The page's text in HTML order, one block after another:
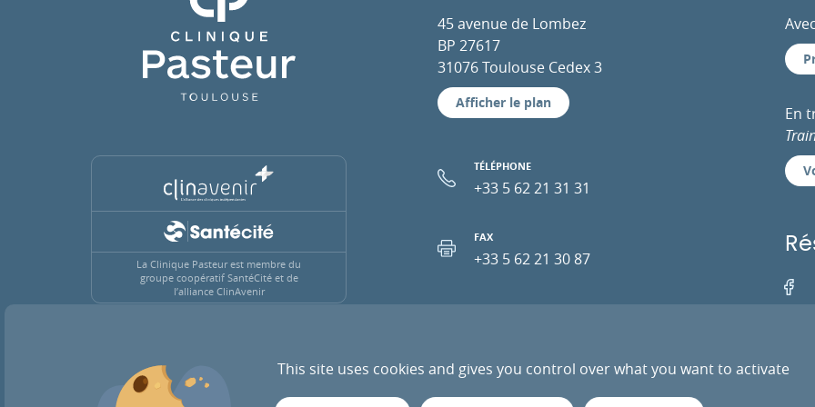
La Clinique Pasteur est membre du
groupe coopératif SantéCité et de
l’alliance ClinAvenir
45 avenue de Lombez
BP 27617
31076 Toulouse Cedex 3
Afficher le plan
TÉLÉPHONE
+33 5 62 21 31 31
FAX
+33 5 62 21 30 87
En
ACTUALITÉS RECRUTEMENT PRESSE PRESTATAIRES ESPACE PRO
This site uses cookies and gives you control over what you want to activate